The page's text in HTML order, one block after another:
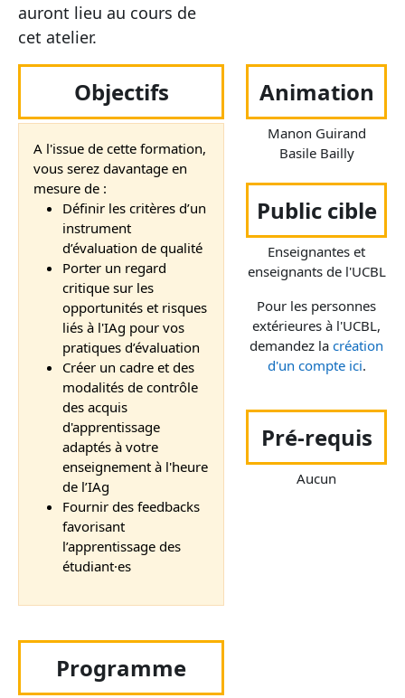
auront lieu au cours de
cet atelier.
Objectifs
A l'issue de cette formation,
vous serez davantage en
mesure de :
Définir les critères d’un
instrument
d’évaluation de qualité
Porter un regard
critique sur les
opportunités et risques
liés à l'IAg pour vos
pratiques d’évaluation
Créer un cadre et des
modalités de contrôle
des acquis
d'apprentissage
adaptés à votre
enseignement à l'heure
de l’IAg
Fournir des feedbacks
favorisant
l’apprentissage des
étudiant·es
Programme
Animation
Manon Guirand
Basile Bailly
Public cible
Enseignantes et
enseignants de l'UCBL
Pour les personnes
extérieures à l'UCBL,
demandez la création
d'un compte ici.
Pré-requis
Aucun